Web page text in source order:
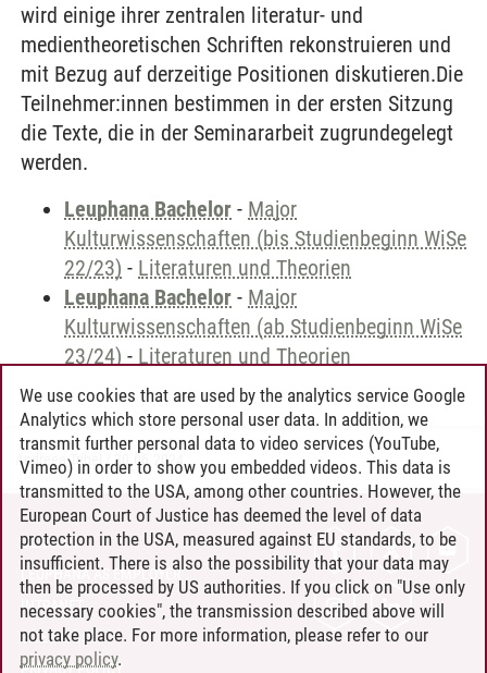
wird einige ihrer zentralen literatur- und
medientheoretischen Schriften rekonstruieren und
mit Bezug auf derzeitige Positionen diskutieren.Die
Teilnehmer:innen bestimmen in der ersten Sitzung
die Texte, die in der Seminararbeit zugrundegelegt
werden.
Leuphana Bachelor - Major
Kulturwissenschaften (bis Studienbeginn WiSe
22/23) - Literaturen und Theorien
Leuphana Bachelor - Major
Kulturwissenschaften (ab Studienbeginn WiSe
23/24) - Literaturen und Theorien
Andreea Tribel 30.06.2024
CONTACT
LEUPHANA AS EMPLOYER
INTRANET
SITE NOTICE
PRIVACY POLICY
We use cookies that are used by the analytics service Google
Analytics which store personal user data. In addition, we
transmit further personal data to video services (YouTube,
Vimeo) in order to show you embedded videos. This data is
transmitted to the USA, among other countries. However, the
European Court of Justice has deemed the level of data
protection in the USA, measured against EU standards, to be
insufficient. There is also the possibility that your data may
then be processed by US authorities. If you click on "Use only
necessary cookies", the transmission described above will
not take place. For more information, please refer to our
privacy policy.